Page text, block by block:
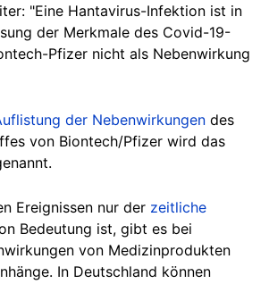
"Eine Hantavirus-Infektion ist in
der Merkmale des Covid-19-
Pfizer nicht als Nebenwirkung
der Nebenwirkungen des
von Biontech/Pfizer wird das
Ereignissen nur der zeitliche
Bedeutung ist, gibt es bei
von Medizinprodukten
In Deutschland können